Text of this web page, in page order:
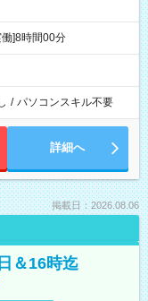
働]8時間00分
/ パソコンスキル不要
詳細へ
掲載日：2026.08.06
＆16時迄